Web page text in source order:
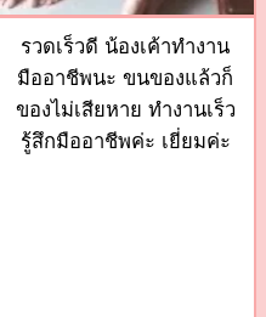
รวดเร็วดี น้องเค้าทำงาน
มืออาชีพนะ ขนของแล้วก็
ของไม่เสียหาย ทำงานเร็ว
รู้สึกมืออาชีพค่ะ เยี่ยมค่ะ